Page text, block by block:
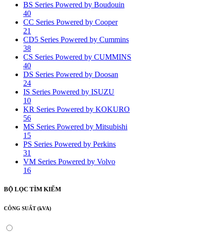
BS Series Powered by Boudouin
40
CC Series Powered by Cooper
21
CD5 Series Powered by Cummins
38
CS Series Powered by CUMMINS
40
DS Series Powered by Doosan
24
IS Series Powered by ISUZU
10
KR Series Powered by KOKURO
56
MS Series Powered by Mitsubishi
15
PS Series Powered by Perkins
31
VM Series Powered by Volvo
16
BỘ LỌC TÌM KIẾM
CÔNG SUẤT (kVA)